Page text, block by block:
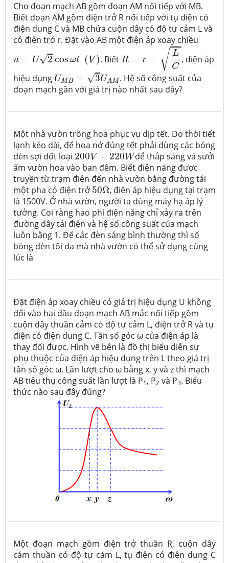
Cho đoạn mạch AB gồm đoạn AM nối tiếp với MB.
Biết đoạn AM gồm điện trở R nối tiếp với tụ điện có
điện dung C và MB chứa cuộn dây có độ tự cảm L và
có điện trở r. Đặt vào AB một điện áp xoay chiều
u = U√2 cos ωt (V )
2cos . BiếtR = r = √ L
C
R=r=LC
, điện áp
hiệu dụng UMB = √3UAM
UM UAM
. Hệ số công suất của
đoạn mạch gần với giá trị nào nhất sau đây?
Một nhà vườn trồng hoa phục vụ dịp tết. Do thời tiết
lạnh kéo dài, để hoa nở đúng tết phải dùng các bóng
đèn sợi đốt loại 200V − 220W
200V− 220W để thắp sáng và sưởi
ấm vườn hoa vào ban đêm. Biết điện năng được
truyền từ trạm điện đến nhà vườn bằng đường tải
một pha có điện trở 50Ω
50Ω, điện áp hiệu dụng tại trạm
là 1500V. Ở nhà vườn, người ta dùng máy hạ áp lý
tưởng. Coi rằng hao phí điện năng chỉ xảy ra trên
đường dây tải điện và hệ số công suất của mạch
luôn bằng 1. Để các đèn sáng bình thường thì số
bóng đèn tối đa mà nhà vườn có thể sử dụng cùng
lúc là
Đặt điện áp xoay chiều có giá trị hiệu dụng U không
đổi vào hai đầu đoạn mạch AB mắc nối tiếp gồm
cuộn dây thuần cảm có độ tự cảm L, điện trở R và tụ
điện có điện dung C. Tần số góc ω của điện áp là
thay đổi được. Hình vẽ bên là đồ thị biểu diễn sự
phụ thuộc của điện áp hiệu dụng trên L theo giá trị
tần số góc ω. Lần lượt cho ω bằng x, y và z thì mạch
AB tiêu thụ công suất lần lượt là P1, P2 và P3. Biểu
thức nào sau đây đúng?
Một đoạn mạch gồm điện trở thuần R, cuộn dây
cảm thuần có độ tự cảm L, tụ điện có điện dung C